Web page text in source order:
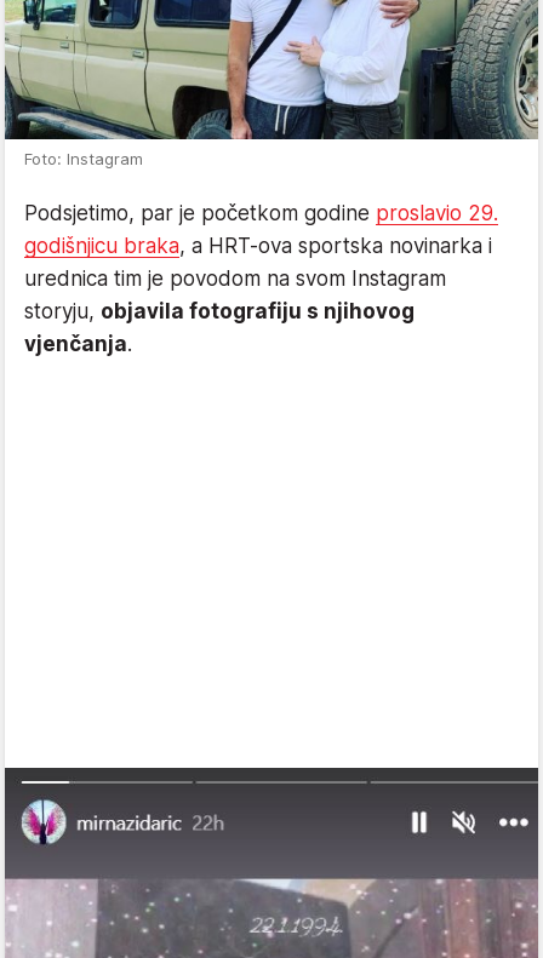
Foto: Instagram
Podsjetimo, par je početkom godine proslavio 29.
godišnjicu braka, a HRT-ova sportska novinarka i
urednica tim je povodom na svom Instagram
storyju, objavila fotografiju s njihovog
vjenčanja.